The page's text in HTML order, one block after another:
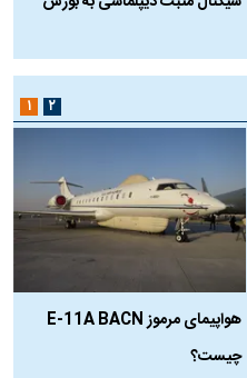
هواپیمای مرموز E-11A BACN
چیست؟
۱ ۲